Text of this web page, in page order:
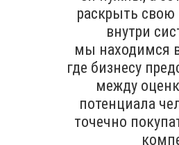
раскрыть
внутри
мы находимся
где бизнесу
между
потенциала
точечно